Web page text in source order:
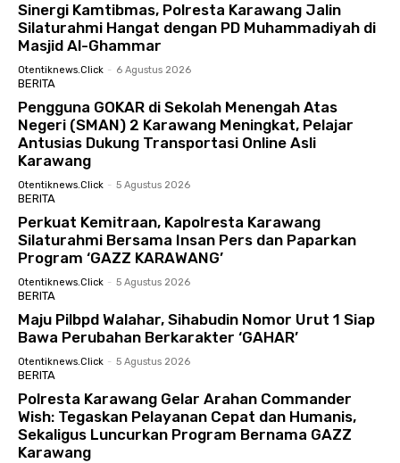
Sinergi Kamtibmas, Polresta Karawang Jalin
Silaturahmi Hangat dengan PD Muhammadiyah di
Masjid Al-Ghammar
Otentiknews.click - 6 Agustus 2026
BERITA
Pengguna GOKAR di Sekolah Menengah Atas
Negeri (SMAN) 2 Karawang Meningkat, Pelajar
Antusias Dukung Transportasi Online Asli
Karawang
Otentiknews.click - 5 Agustus 2026
BERITA
Perkuat Kemitraan, Kapolresta Karawang
Silaturahmi Bersama Insan Pers dan Paparkan
Program ‘GAZZ KARAWANG’
Otentiknews.click - 5 Agustus 2026
BERITA
Maju Pilbpd Walahar, Sihabudin Nomor Urut 1 Siap
Bawa Perubahan Berkarakter ‘GAHAR’
Otentiknews.click - 5 Agustus 2026
BERITA
Polresta Karawang Gelar Arahan Commander
Wish: Tegaskan Pelayanan Cepat dan Humanis,
Sekaligus Luncurkan Program Bernama GAZZ
Karawang